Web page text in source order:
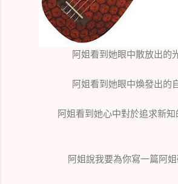
阿姐看到她眼中散放出的
阿姐看到她眼中煥發出的
阿姐看到她心中對於追求新知
阿姐說我要為你寫一篇阿